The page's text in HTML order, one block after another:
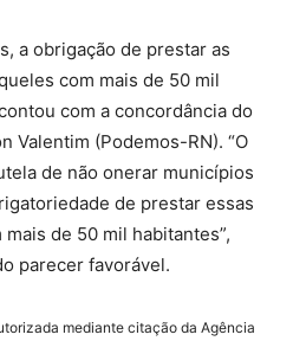
a obrigação de prestar as
com mais de 50 mil
com a concordância do
Valentim (Podemos-RN). “O
de não onerar municípios
de prestar essas
de 50 mil habitantes”,
parecer favorável.
mediante citação da Agência